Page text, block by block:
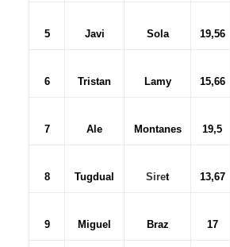
5 Javi Sola
19,56
6
Tristan Lamy 15,66
7 Ale Montanes
19,5
8
Tugdual Siret 13,67
9 Miguel Braz 17